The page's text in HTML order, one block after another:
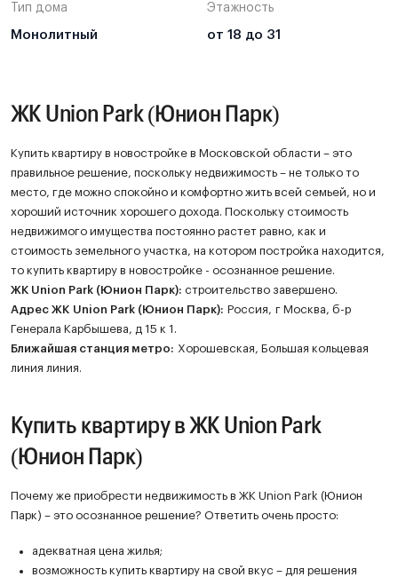
Тип дома
Монолитный
Этажность
от 18 до 31
ЖК Union Park (Юнион Парк)
Купить квартиру в новостройке в Московской области – это
правильное решение, поскольку недвижимость – не только то
место, где можно спокойно и комфортно жить всей семьей, но и
хороший источник хорошего дохода. Поскольку стоимость
недвижимого имущества постоянно растет равно, как и
стоимость земельного участка, на котором постройка находится,
то купить квартиру в новостройке - осознанное решение.
ЖК Union Park (Юнион Парк): строительство завершено.
Адрес ЖК Union Park (Юнион Парк): Россия, г Москва, б-р
Генерала Карбышева, д 15 к 1.
Ближайшая станция метро: Хорошевская, Большая кольцевая
линия линия.
Купить квартиру в ЖК Union Park
(Юнион Парк)
Почему же приобрести недвижимость в ЖК Union Park (Юнион
Парк) – это осознанное решение? Ответить очень просто:
адекватная цена жилья;
возможность купить квартиру на свой вкус – для решения